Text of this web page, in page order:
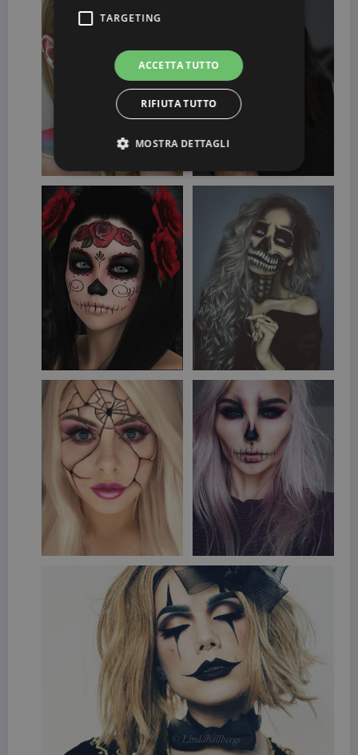
TARGETING
ACCETTA TUTTO
RIFIUTA TUTTO
MOSTRA DETTAGLI
Strettamente necessari Targeting
I cookie strettamente necessari consentono le
funzionalità principali del sito web come
l'accesso dell'utente e la gestione dell'account. Il
sito web non può essere utilizzato correttamente
senza i cookie strettamente necessari.
Nome
Provider / Dominio
Scadenza
CookieScriptConsent
CookieScript
beauty.dimmicosacerchi.it
3 mesi
wordpress_test_cookie
Automattic Inc.
beauty.dimmicosacerchi.it
Sessione
Provider /